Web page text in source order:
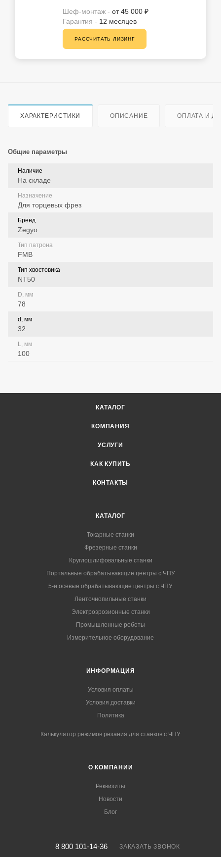
Шеф-монтаж - от 45 000 ₽
Гарантия - 12 месяцев
РАССЧИТАТЬ ЛИЗИНГ
ХАРАКТЕРИСТИКИ ОПИСАНИЕ ОПЛАТА И
Общие параметры
Наличие
На складе
Назначение
Для торцевых фрез
Бренд
Zegyo
Тип патрона
FMB
Тип хвостовика
NT50
D, мм
78
d, мм
32
L, мм
100
КАТАЛОГ
КОМПАНИЯ
УСЛУГИ
КАК КУПИТЬ
КОНТАКТЫ
КАТАЛОГ
Токарные станки
Фрезерные станки
Круглошлифовальные станки
Портальные обрабатывающие центры с ЧПУ
5-и осевые обрабатывающие центры с ЧПУ
Ленточнопильные станки
Электроэрозионные станки
Промышленные роботы
Измерительное оборудование
ИНФОРМАЦИЯ
Условия оплаты
Условия доставки
Политика
Калькулятор режимов резания для станков с ЧПУ
О КОМПАНИИ
Реквизиты
Новости
Блог
8 800 101-14-36 ЗАКАЗАТЬ ЗВОНОК